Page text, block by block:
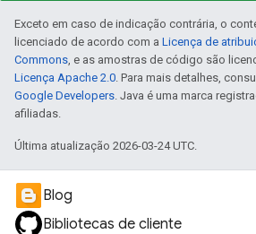
Exceto em caso de indicação contrária, o
licenciado de acordo com a Licença de
Commons, e as amostras de código são
Licença Apache 2.0. Para mais detalhes,
Google Developers. Java é uma marca
afiliadas.
Última atualização 2026-03-24 UTC.
Blog
Bibliotecas de cliente